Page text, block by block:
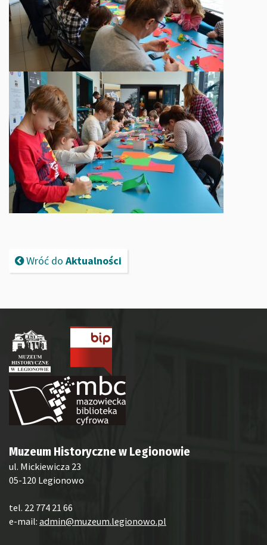
Wróć do Aktualności
Muzeum Historyczne w Legionowie
ul. Mickiewicza 23
05-120 Legionowo
tel. 22 774 21 66
e-mail: admin@muzeum.legionowo.pl